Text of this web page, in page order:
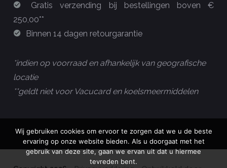
Gratis verzending bij bestellingen boven €
250,00**
Binnen 14 dagen retourgarantie
*indien op voorraad en afhankelijk van geografische
locatie
**geldt niet voor Vacucard en koelsmeermiddelen
Wij gebruiken cookies om ervoor te zorgen dat we u de beste
ervaring op onze website bieden. Als u doorgaat met het
gebruik van deze site, gaan we ervan uit dat u hiermee
tevreden bent.